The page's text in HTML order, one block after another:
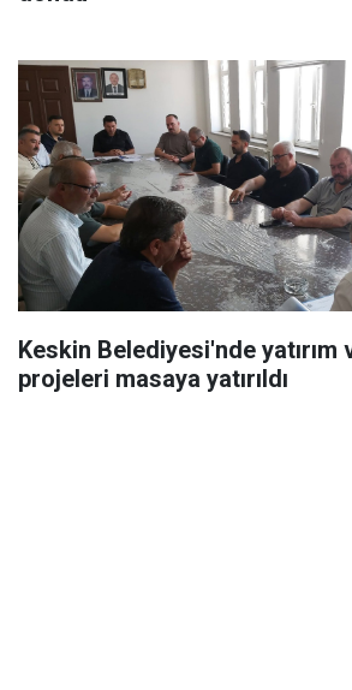
Keskin Belediyesi'nde yatırım
projeleri masaya yatırıldı